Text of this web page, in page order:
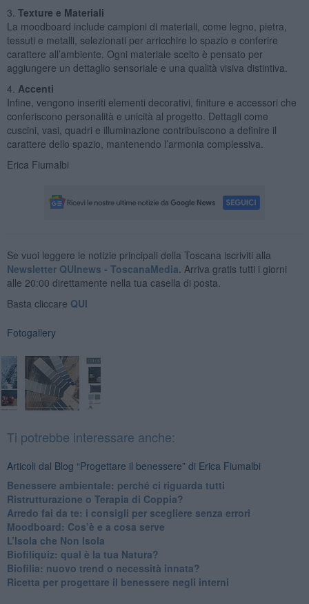
3. Texture e Materiali
La moodboard include campioni di materiali, come legno, pietra,
tessuti e metalli, selezionati per arricchire lo spazio e conferire
carattere all’ambiente. Ogni materiale scelto è pensato per
aggiungere un dettaglio sensoriale e una qualità visiva distintiva.
4. Accenti
Infine, vengono inseriti elementi decorativi, finiture e accessori che
conferiscono personalità e unicità al progetto. Dettagli come
cuscini, vasi, quadri e illuminazione contribuiscono a definire il
carattere dello spazio, mantenendo l’armonia complessiva.
Erica Fiumalbi
Se vuoi leggere le notizie principali della Toscana iscriviti alla
Newsletter QUInews - ToscanaMedia. Arriva gratis tutti i giorni
alle 20:00 direttamente nella tua casella di posta.
Basta cliccare QUI
Fotogallery
Ti potrebbe interessare anche:
Articoli dal Blog “Progettare il benessere” di Erica Fiumalbi
Benessere ambientale: perché ci riguarda tutti
Ristrutturazione o Terapia di Coppia?
​Arredo fai da te: i consigli per scegliere senza errori
Moodboard: Cos’è e a cosa serve
L’Isola che Non Isola
​Biofiliquiz: qual è la tua Natura?
​Biofilia: nuovo trend o necessità innata?
​Ricetta per progettare il benessere negli interni